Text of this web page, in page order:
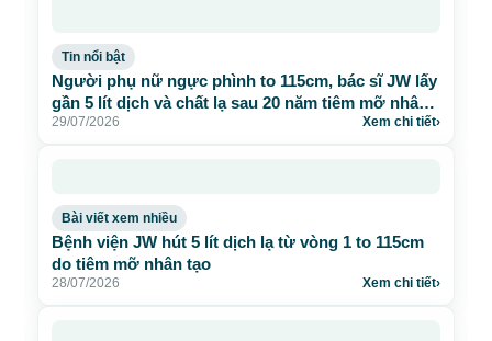
Tin nổi bật
Người phụ nữ ngực phình to 115cm, bác sĩ JW lấy
gần 5 lít dịch và chất lạ sau 20 năm tiêm mỡ nhân
tạo
29/07/2026 Xem chi tiết›
Bài viết xem nhiều
Bệnh viện JW hút 5 lít dịch lạ từ vòng 1 to 115cm
do tiêm mỡ nhân tạo
28/07/2026 Xem chi tiết›